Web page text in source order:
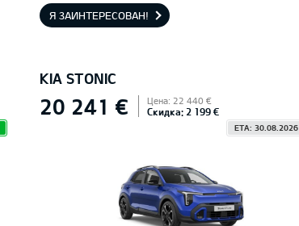
Я ЗАИНТЕРЕСОВАН!
KIA STONIC
20 241 € Цена: 22 440 €
Скидка: 2 199 €
ETA: 30.08.2026